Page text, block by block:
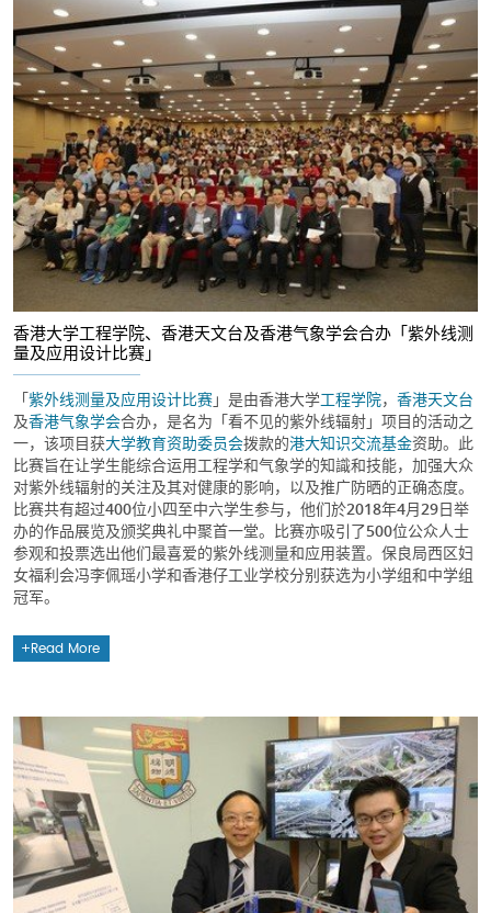
香港大学工程学院、香港天文台及香港气象学会合办「紫外线测
量及应用设计比赛」
「紫外线测量及应用设计比赛」是由香港大学工程学院， 香港天文台
及香港气象学会合办，是名为「看不见的紫外线辐射」项目的活动之
一，该项目获大学教育资助委员会拨款的港大知识交流基金资助。此
比赛旨在让学生能综合运用工程学和气象学的知識和技能，加强大众
对紫外线辐射的关注及其对健康的影响，以及推广防晒的正确态度。
比赛共有超过400位小四至中六学生参与，他们於2018年4月29日举
办的作品展览及颁奖典礼中聚首一堂。比赛亦吸引了500位公众人士
参观和投票选出他们最喜爱的紫外线测量和应用装置。保良局西区妇
女福利会冯李佩瑶小学和香港仔工业学校分别获选为小学组和中学组
冠军。
Read More